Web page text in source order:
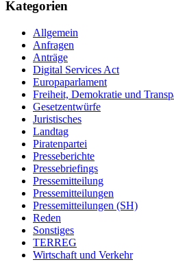
Kategorien
Allgemein
Anfragen
Anträge
Digital Services Act
Europaparlament
Freiheit, Demokratie und
Gesetzentwürfe
Juristisches
Landtag
Piratenpartei
Presseberichte
Pressebriefings
Pressemitteilung
Pressemitteilungen
Pressemitteilungen (SH)
Reden
Sonstiges
TERREG
Wirtschaft und Verkehr